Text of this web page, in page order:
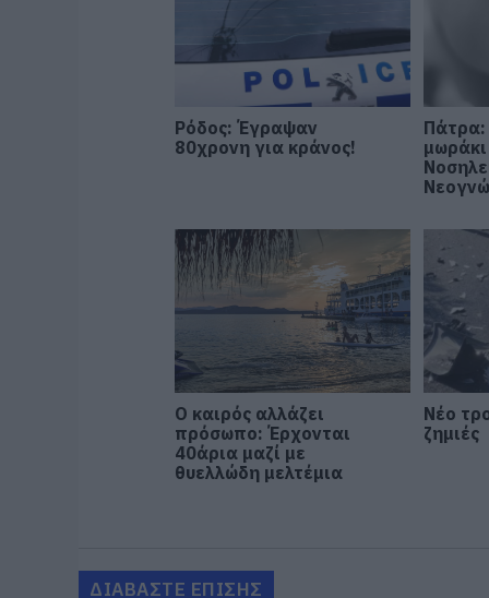
Ρόδος: Έγραψαν
80χρονη για κράνος!
Πάτρα:
Ο καιρός αλλάζει
πρόσωπο: Έρχονται
40άρια μαζί με
θυελλώδη μελτέμια
Νέο
ζημιές
ΔΙΑΒΑΣΤΕ ΕΠΙΣΗΣ